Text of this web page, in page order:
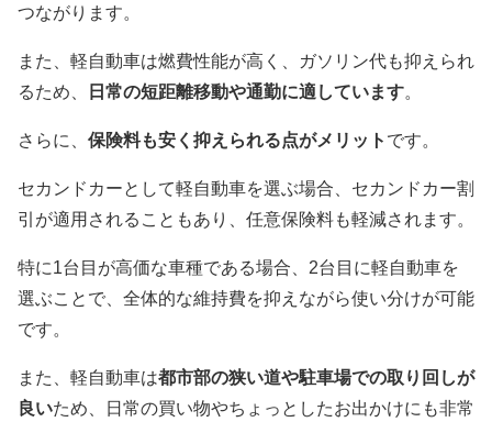
つながります。
また、軽自動車は燃費性能が高く、ガソリン代も抑えられ
るため、
日常の短距離移動や通勤に適しています。
さらに、 保険料も安く抑えられる点がメリット です。
セカンドカーとして軽自動車を選ぶ場合、セカンドカー割
引が適用されることもあり、任意保険料も軽減されます。
特に1台目が高価な車種である場合、2台目に軽自動車を
選ぶことで、全体的な維持費を抑えながら使い分けが可能
です。
また、軽自動車は都市部の狭い道や駐車場での取り回しが
良いため、日常の買い物やちょっとしたお出かけにも非常